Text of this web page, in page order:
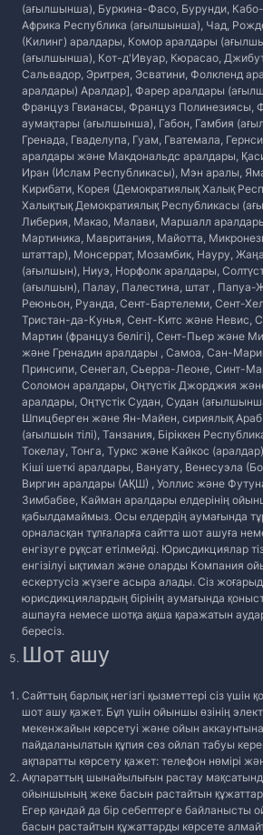
(ағылшынша), Буркина-Фасо, Бурунди,
Африка Республика (ағылшынша), Чад,
(Килинг) аралдары, Комор аралдары
(ағылшынша), Кот-д'Ивуар, Кюрасао,
Сальвадор, Эритрея, Эсватини, Фолкленд
аралдары) Аралдар], Фарер аралдары
Француз Гвианасы, Француз Полинезиясы,
аумақтары (ағылшынша), Габон, Гамбия
Гренада, Гваделупа, Гуам, Гватемала,
аралдары және Макдональдс аралдары,
Иран (Ислам Республикасы), Мэн аралы,
Кирибати, Корея (Демократиялық Халық
Халықтық Демократиялық Республикасы
Либерия, Макао, Малави, Маршалл
Мартиника, Мавритания, Майотта,
штаттар), Монсеррат, Мозамбик, Науру,
(ағылшын), Ниуэ, Норфолк аралдары,
(ағылшын), Палау, Палестина, штат , Папуа-
Реюньон, Руанда, Сент-Бартелеми, Сент-
Тристан-да-Кунья, Сент-Китс және Невис,
Мартин (француз бөлігі), Сент-Пьер және
және Гренадин аралдары , Самоа, Сан-
Принсипи, Сенегал, Сьерра-Леоне, Синт-
Соломон аралдары, Оңтүстік Джорджия
аралдары, Оңтүстік Судан, Судан
Шпицберген және Ян-Майен, сириялық
(ағылшын тілі), Танзания, Біріккен
Токелау, Тонга, Туркс және Кайкос
Кіші шеткі аралдары, Вануату, Венесуэла
Виргин аралдары (АҚШ) , Уоллис және
Зимбабве, Кайман аралдары елдерінің
қабылдамаймыз. Осы елдердің аумағында
орналасқан тұлғаларға сайтта шот ашуға
енгізуге рұқсат етілмейді. Юрисдикциялар
енгізілуі ықтимал және оларды Компания
ескертусіз жүзеге асыра алады. Сіз
юрисдикциялардың бірінің аумағында
ашпауға немесе шотқа ақша қаражатын
бересіз.
Шот ашу
Сайттың барлық негізгі қызметтері сіз үшін
шот ашу қажет. Бұл үшін ойыншы өзінің
мекенжайын көрсетуі және ойын аккаунтына
пайдаланылатын құпия сөз ойлап табуы
ақпаратты көрсету қажет: телефон нөмірі
Ақпараттың шынайылығын растау
ойыншының жеке басын растайтын
Егер қандай да бір себептерге байланысты
басын растайтын құжаттарды көрсете